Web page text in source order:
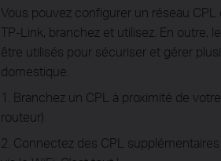
Vous pouvez configurer un réseau
TP-Link, branchez et utilisez. En outre,
être utilisés pour sécuriser et gérer
domestique.
1. Branchez un CPL à proximité de
routeur)
2. Connectez des CPL